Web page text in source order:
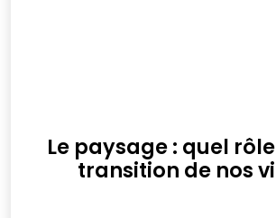
Le paysage : quel
transition de nos